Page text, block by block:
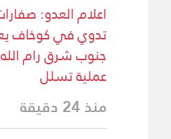
اعلام العدو:
تدوي في كوخاف
جنوب شرق رام
عملية تسلل
منذ 24 دقيقة